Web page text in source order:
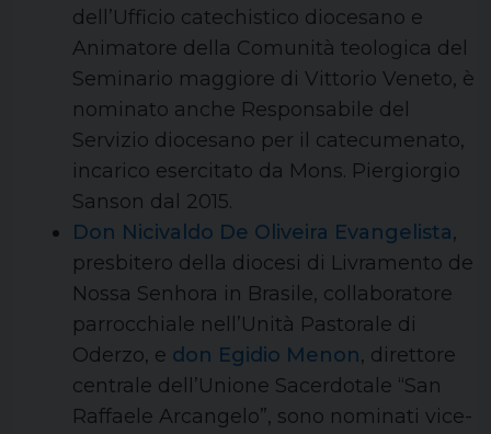
dell’Ufficio catechistico diocesano e
Animatore della Comunità teologica del
Seminario maggiore di Vittorio Veneto, è
nominato anche Responsabile del
Servizio diocesano per il catecumenato,
incarico esercitato da Mons. Piergiorgio
Sanson dal 2015.
Don Nicivaldo De Oliveira Evangelista,
presbitero della diocesi di Livramento de
Nossa Senhora in Brasile, collaboratore
parrocchiale nell’Unità Pastorale di
Oderzo, e don Egidio Menon, direttore
centrale dell’Unione Sacerdotale “San
Raffaele Arcangelo”, sono nominati vice-